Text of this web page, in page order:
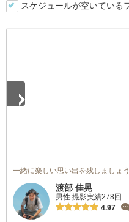
スケジュールが空いている
一緒に楽しい思い出を残しましょ
渡部 佳晃
男性 撮影実績278回
4.97